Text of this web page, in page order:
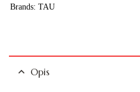
Brands: TAU
Opis